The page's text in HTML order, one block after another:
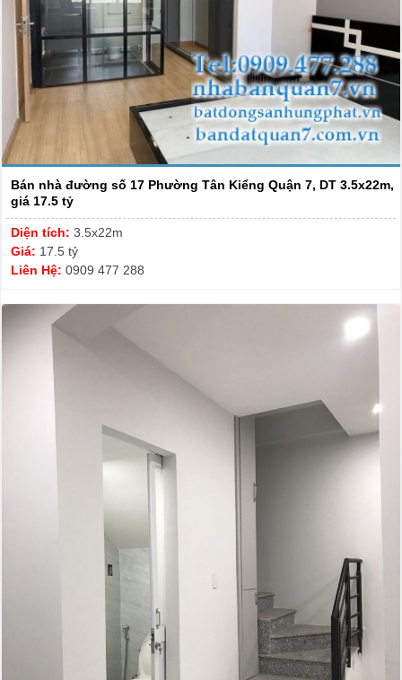
Bán nhà đường số 17 Phường Tân Kiểng Quận 7, DT 3.5x22m,
giá 17.5 tỷ
Diện tích: 3.5x22m
Giá: 17.5 tỷ
Liên Hệ: 0909 477 288